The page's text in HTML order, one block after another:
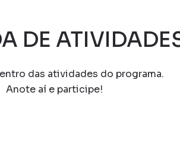
DE
das atividades do programa.
Anote aí e participe!